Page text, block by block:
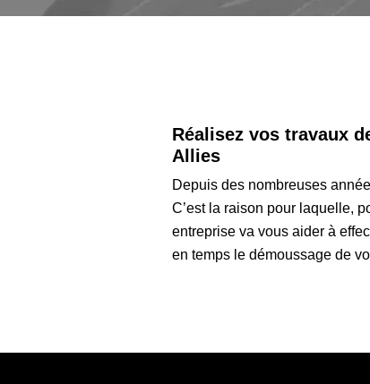
Réalisez vos travaux
Allies
Depuis des nombreuses
C’est la raison pour laquelle,
entreprise va vous aider à
en temps le démoussage de